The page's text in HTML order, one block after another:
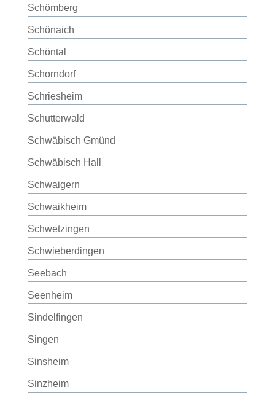
Schömberg
Schönaich
Schöntal
Schorndorf
Schriesheim
Schutterwald
Schwäbisch Gmünd
Schwäbisch Hall
Schwaigern
Schwaikheim
Schwetzingen
Schwieberdingen
Seebach
Seenheim
Sindelfingen
Singen
Sinsheim
Sinzheim